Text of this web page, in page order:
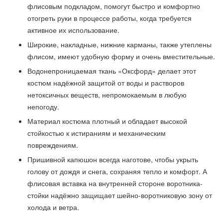
флисовым подкладом, помогут быстро и комфортно
отогреть руки в процессе работы, когда требуется
активное их использование.
Широкие, накладные, нижние карманы, также утеплены
флисом, имеют удобную форму и очень вместительные.
Водонепроницаемая ткань «Оксфорд» делает этот
костюм надёжной защитой от воды и растворов
нетоксичных веществ, непромокаемым в любую
непогоду.
Материал костюма плотный и обладает высокой
стойкостью к истираниям и механическим
повреждениям.
Пришивной капюшон всегда наготове, чтобы укрыть
голову от дождя и снега, сохраняя тепло и комфорт. А
флисовая вставка на внутренней стороне воротника-
стойки надёжно защищает шейно-воротниковую зону от
холода и ветра.